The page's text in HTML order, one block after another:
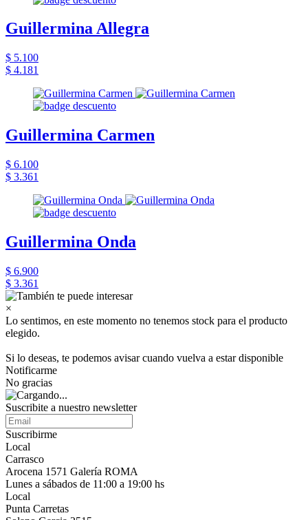
Guillermina Allegra
$ 5.100
$ 4.181
Guillermina Carmen
$ 6.100
$ 3.361
Guillermina Onda
$ 6.900
$ 3.361
×
Lo sentimos, en este momento no tenemos stock para el producto
elegido.
Si lo deseas, te podemos avisar cuando vuelva a estar disponible
Notificarme
No gracias
Suscribite a nuestro newsletter
Suscribirme
Local
Carrasco
Arocena 1571 Galería ROMA
Lunes a sábados de 11:00 a 19:00 hs
Local
Punta Carretas